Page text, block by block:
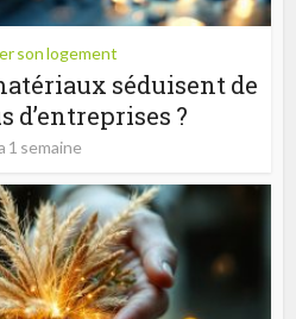
son logement
séduisent de
d’entreprises ?
1 semaine